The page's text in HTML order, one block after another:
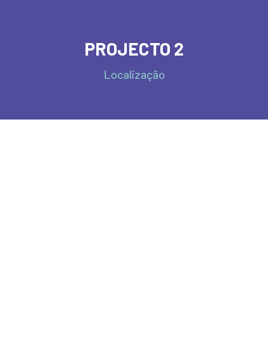
PROJECTO 2
Localização